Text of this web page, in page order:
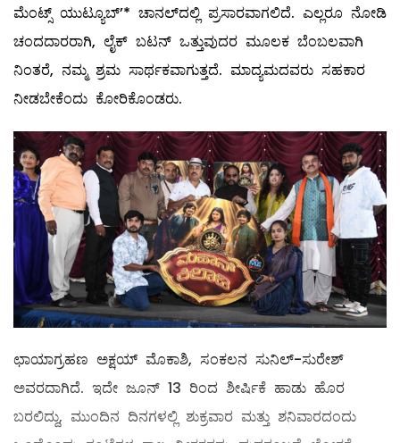
ಮೆಂಟ್ಸ್ ಯುಟ್ಯೂಬ್’* ಚಾನಲ್‌ದಲ್ಲಿ ಪ್ರಸಾರವಾಗಲಿದೆ. ಎಲ್ಲರೂ ನೋಡಿ
ಚಂದದಾರರಾಗಿ, ಲೈಕ್ ಬಟನ್ ಒತ್ತುವುದರ ಮೂಲಕ ಬೆಂಬಲವಾಗಿ
ನಿಂತರೆ, ನಮ್ಮ ಶ್ರಮ ಸಾರ್ಥಕವಾಗುತ್ತದೆ. ಮಾದ್ಯಮದವರು ಸಹಕಾರ
ನೀಡಬೇಕೆಂದು ಕೋರಿಕೊಂಡರು.
ಛಾಯಾಗ್ರಹಣ ಅಕ್ಷಯ್ ಮೊಕಾಶಿ, ಸಂಕಲನ ಸುನಿಲ್-ಸುರೇಶ್
ಅವರದಾಗಿದೆ. ಇದೇ ಜೂನ್ 13 ರಿಂದ ಶೀರ್ಷಿಕೆ ಹಾಡು ಹೊರ
ಬರಲಿದ್ದು, ಮುಂದಿನ ದಿನಗಳಲ್ಲಿ ಶುಕ್ರವಾರ ಮತ್ತು ಶನಿವಾರದಂದು